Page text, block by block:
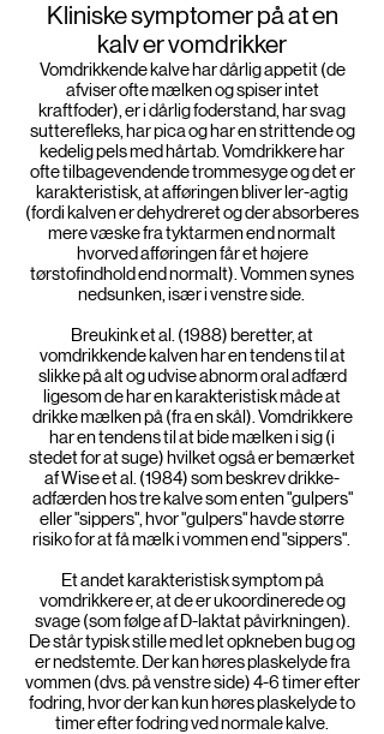
Kliniske symptomer på at en
kalv er vomdrikker
Vomdrikkende kalve har dårlig appetit (de
afviser ofte mælken og spiser intet
kraftfoder), er i dårlig foderstand, har svag
sutterefleks, har pica og har en strittende og
kedelig pels med hårtab. Vomdrikkere har
ofte tilbagevendende trommesyge og det er
karakteristisk, at afføringen bliver ler-agtig
(fordi kalven er dehydreret og der absorberes
mere væske fra tyktarmen end normalt
hvorved afføringen får et højere
tørstofindhold end normalt). Vommen synes
nedsunken, især i venstre side.
Breukink et al. (1988) beretter, at
vomdrikkende kalven har en tendens til at
slikke på alt og udvise abnorm oral adfærd
ligesom de har en karakteristisk måde at
drikke mælken på (fra en skål). Vomdrikkere
har en tendens til at bide mælken i sig (i
stedet for at suge) hvilket også er bemærket
af Wise et al. (1984) som beskrev drikke-
adfærden hos tre kalve som enten "gulpers"
eller "sippers", hvor "gulpers" havde større
risiko for at få mælk i vommen end "sippers".
Et andet karakteristisk symptom på
vomdrikkere er, at de er ukoordinerede og
svage (som følge af D-laktat påvirkningen).
De står typisk stille med let opkneben bug og
er nedstemte. Der kan høres plaskelyde fra
vommen (dvs. på venstre side) 4-6 timer efter
fodring, hvor der kan kun høres plaskelyde to
timer efter fodring ved normale kalve.